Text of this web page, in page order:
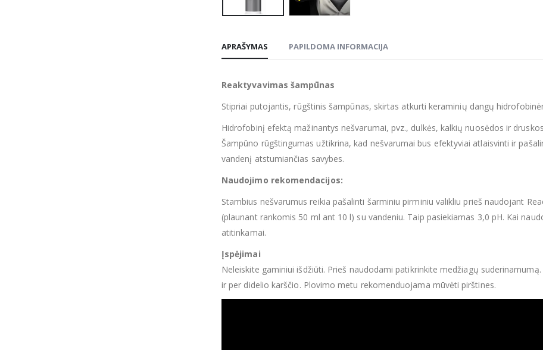
APRAŠYMAS PAPILDOMA INFORMACIJA
Reaktyvavimas šampūnas
Stipriai putojantis, rūgštinis šampūnas, skirtas atkurti keraminių dangų
Hidrofobinį efektą mažinantys nešvarumai, pvz., dulkės, kalkių nuosėdos ir
Šampūno rūgštingumas užtikrina, kad nešvarumai bus efektyviai atlaisvinti ir
vandenį atstumiančias savybes.
Naudojimo rekomendacijos:
Stambius nešvarumus reikia pašalinti šarminiu pirminiu valikliu prieš naudojant
(plaunant rankomis 50 ml ant 10 l) su vandeniu. Taip pasiekiamas 3,0 pH. Kai
atitinkamai.
Įspėjimai
Neleiskite gaminiui išdžiūti. Prieš naudodami patikrinkite medžiagų
ir per didelio karščio. Plovimo metu rekomenduojama mūvėti pirštines.